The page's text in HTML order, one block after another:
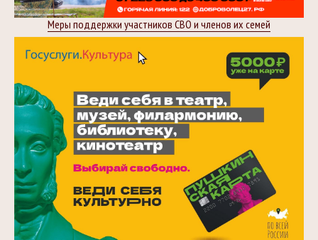
Меры поддержки участников СВО и членов их семей